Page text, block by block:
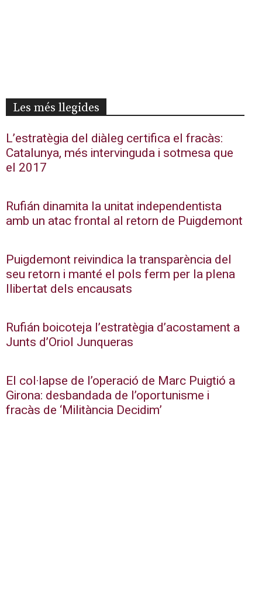
Les més llegides
L’estratègia del diàleg certifica el fracàs:
Catalunya, més intervinguda i sotmesa que
el 2017
Rufián dinamita la unitat independentista
amb un atac frontal al retorn de Puigdemont
Puigdemont reivindica la transparència del
seu retorn i manté el pols ferm per la plena
llibertat dels encausats
Rufián boicoteja l’estratègia d’acostament a
Junts d’Oriol Junqueras
El col·lapse de l’operació de Marc Puigtió a
Girona: desbandada de l’oportunisme i
fracàs de ‘Militància Decidim’